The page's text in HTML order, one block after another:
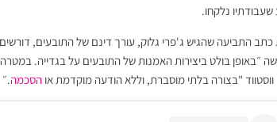
נלקחו.
התביעה שהגיש ג'פרי גלוק, עורך דינם של התובעים,
״באופן בולט ביצירות האמנות של התובעים על בגדייה.
ווסטווד "בצורה בלתי מוסברת, וללא הודעה מוקדמת או הסכמה.״